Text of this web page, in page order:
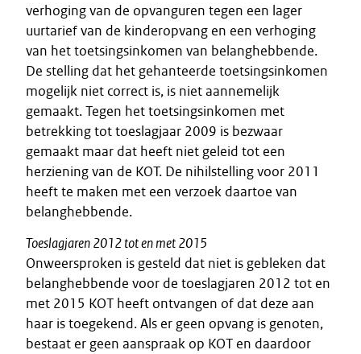
verhoging van de opvanguren tegen een lager
uurtarief van de kinderopvang en een verhoging
van het toetsingsinkomen van belanghebbende.
De stelling dat het gehanteerde toetsingsinkomen
mogelijk niet correct is, is niet aannemelijk
gemaakt. Tegen het toetsingsinkomen met
betrekking tot toeslagjaar 2009 is bezwaar
gemaakt maar dat heeft niet geleid tot een
herziening van de KOT. De nihilstelling voor 2011
heeft te maken met een verzoek daartoe van
belanghebbende.
Toeslagjaren 2012 tot en met 2015
Onweersproken is gesteld dat niet is gebleken dat
belanghebbende voor de toeslagjaren 2012 tot en
met 2015 KOT heeft ontvangen of dat deze aan
haar is toegekend. Als er geen opvang is genoten,
bestaat er geen aanspraak op KOT en daardoor